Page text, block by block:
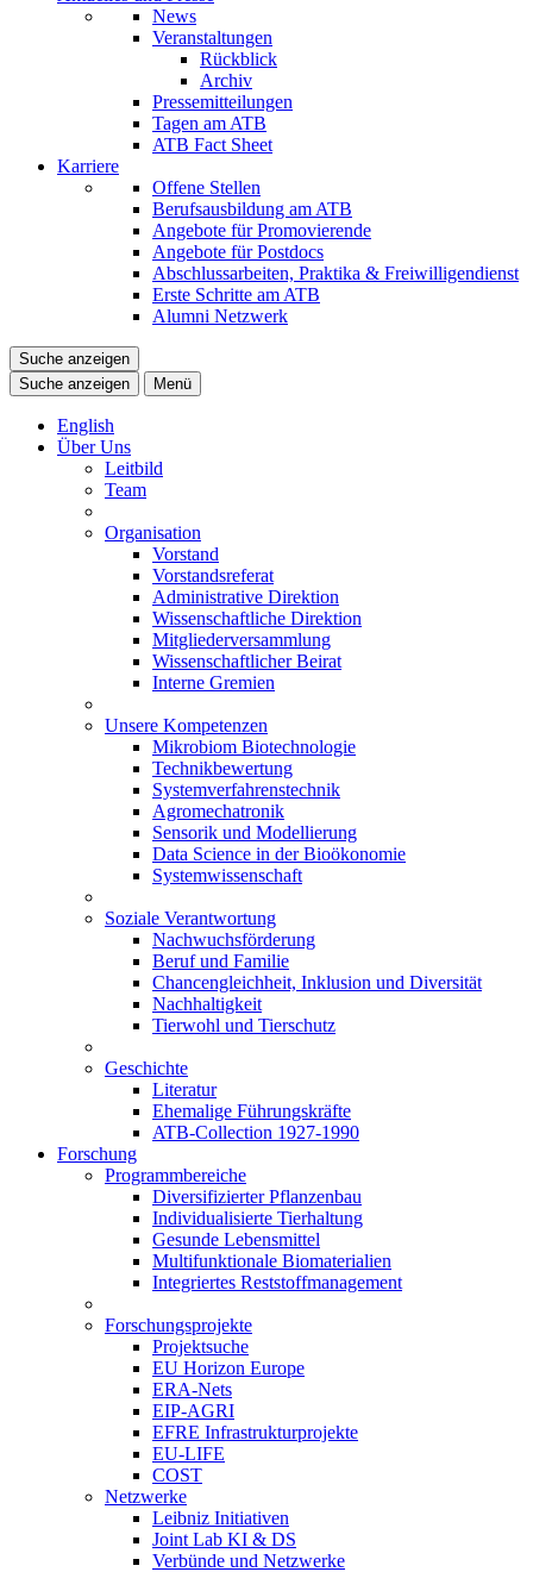
News
Veranstaltungen
Rückblick
Archiv
Pressemitteilungen
Tagen am ATB
ATB Fact Sheet
Karriere
Offene Stellen
Berufsausbildung am ATB
Angebote für Promovierende
Angebote für Postdocs
Abschlussarbeiten, Praktika & Freiwilligendienst
Erste Schritte am ATB
Alumni Netzwerk
Suche anzeigen
Suche anzeigen
Menü
English
Über Uns
Leitbild
Team
Organisation
Vorstand
Vorstandsreferat
Administrative Direktion
Wissenschaftliche Direktion
Mitgliederversammlung
Wissenschaftlicher Beirat
Interne Gremien
Unsere Kompetenzen
Mikrobiom Biotechnologie
Technikbewertung
Systemverfahrenstechnik
Agromechatronik
Sensorik und Modellierung
Data Science in der Bioökonomie
Systemwissenschaft
Soziale Verantwortung
Nachwuchsförderung
Beruf und Familie
Chancengleichheit, Inklusion und Diversität
Nachhaltigkeit
Tierwohl und Tierschutz
Geschichte
Literatur
Ehemalige Führungskräfte
ATB-Collection 1927-1990
Forschung
Programmbereiche
Diversifizierter Pflanzenbau
Individualisierte Tierhaltung
Gesunde Lebensmittel
Multifunktionale Biomaterialien
Integriertes Reststoffmanagement
Forschungsprojekte
Projektsuche
EU Horizon Europe
ERA-Nets
EIP-AGRI
EFRE Infrastrukturprojekte
EU-LIFE
COST
Netzwerke
Leibniz Initiativen
Joint Lab KI & DS
Verbünde und Netzwerke